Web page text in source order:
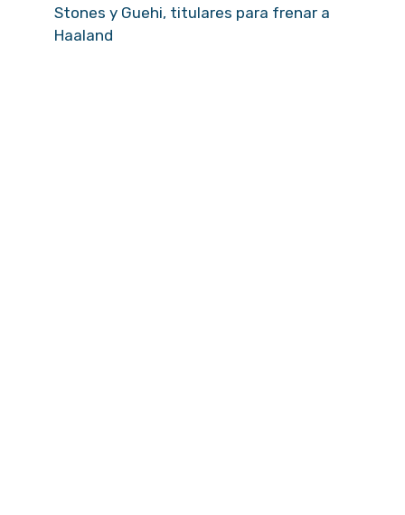
Stones y Guehi, titulares para frenar a
Haaland